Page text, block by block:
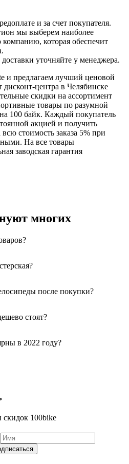
и за счет покупателя.
мы выберем наиболее
которая обеспечит
уточняйте у менеджера.
и предлагаем лучший ценовой
центра в Челябинске
скидки на ассортимент
товары по разумной
100 байк. Каждый покупатель
акцией и получить
стоимость заказа 5% при
На все товары
заводская гарантия
многих
после покупки?
стоят?
в 2022 году?
скидок 100bike